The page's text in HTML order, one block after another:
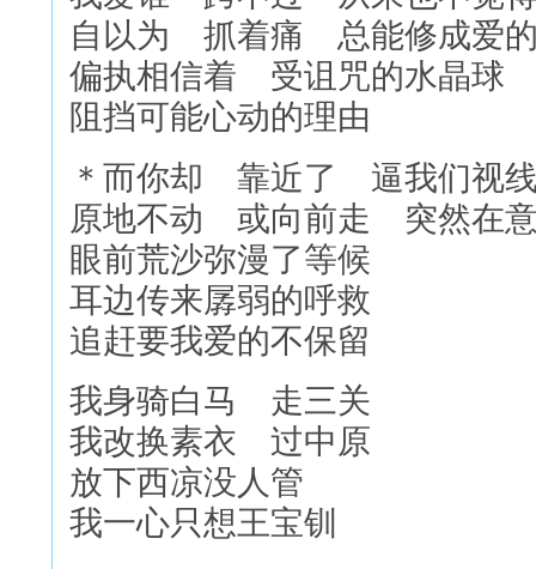
自以为 抓着痛 总能修成爱
偏执相信着 受诅咒的水晶球
阻挡可能心动的理由
＊而你却 靠近了 逼我们视
原地不动 或向前走 突然在
眼前荒沙弥漫了等候
耳边传来孱弱的呼救
追赶要我爱的不保留
我身骑白马 走三关
我改换素衣 过中原
放下西凉没人管
我一心只想王宝钏